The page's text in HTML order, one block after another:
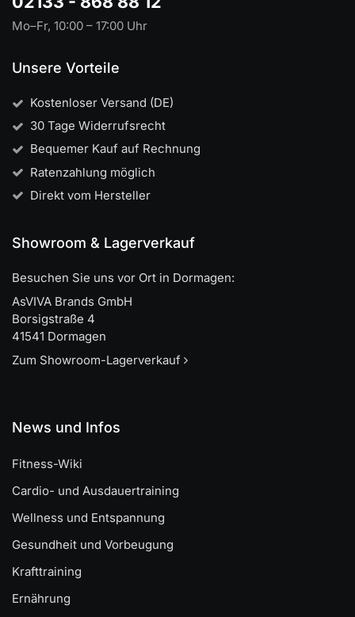
Mo–Fr, 10:00 – 17:00 Uhr
Unsere Vorteile
Kostenloser Versand (DE)
30 Tage Widerrufsrecht
Bequemer Kauf auf Rechnung
Ratenzahlung möglich
Direkt vom Hersteller
Showroom & Lagerverkauf
Besuchen Sie uns vor Ort in Dormagen:
AsVIVA Brands GmbH
Borsigstraße 4
41541 Dormagen
Zum Showroom-Lagerverkauf
News und Infos
Fitness-Wiki
Cardio- und Ausdauertraining
Wellness und Entspannung
Gesundheit und Vorbeugung
Krafttraining
Ernährung